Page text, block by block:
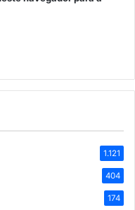
1.121
404
174